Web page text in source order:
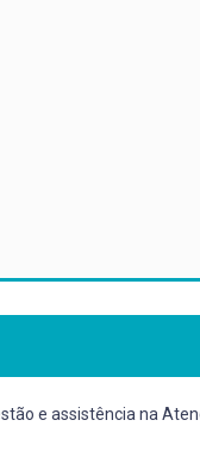
e assistência na